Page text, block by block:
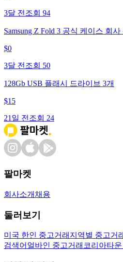
3달 전 조회 94
Samsung Z Fold 3 공식 케이스 회
$0
3달 전 조회 50
128Gb USB 플래시 드라이브 3개
$15
21일 전 조회 24
팔마켓
회사소개 채용
둘러보기
미국 한인 중고거래 지역별 중고거
검색어 얼바인 중고거래 코리아타